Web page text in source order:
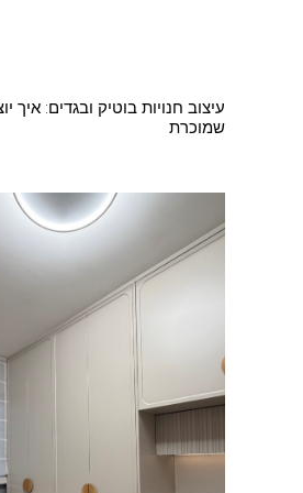
עיצוב חנויות בוטיק ובגדים: איך
שמוכרת